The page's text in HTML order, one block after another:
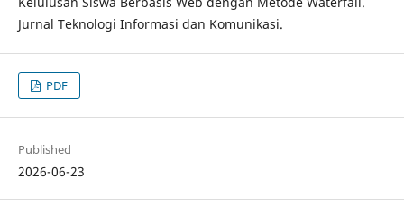
Jurnal Teknologi Informasi dan Komunikasi.
PDF
Published
2026-06-23